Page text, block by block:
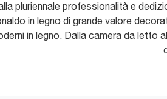
pluriennale professionalità e
in legno di grande valore
in legno. Dalla camera da